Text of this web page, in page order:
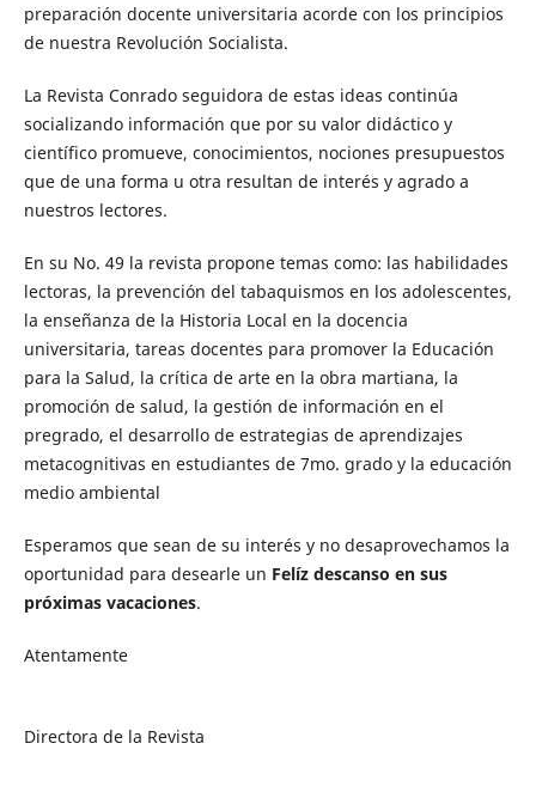
preparación docente universitaria acorde con los principios
de nuestra Revolución Socialista.
La Revista Conrado seguidora de estas ideas continúa
socializando información que por su valor didáctico y
científico promueve, conocimientos, nociones presupuestos
que de una forma u otra resultan de interés y agrado a
nuestros lectores.
En su No. 49 la revista propone temas como: las habilidades
lectoras, la prevención del tabaquismos en los adolescentes,
la enseñanza de la Historia Local en la docencia
universitaria, tareas docentes para promover la Educación
para la Salud, la crítica de arte en la obra martiana, la
promoción de salud, la gestión de información en el
pregrado, el desarrollo de estrategias de aprendizajes
metacognitivas en estudiantes de 7mo. grado y la educación
medio ambiental
Esperamos que sean de su interés y no desaprovechamos la
oportunidad para desearle un Felíz descanso en sus
próximas vacaciones.
Atentamente
Directora de la Revista